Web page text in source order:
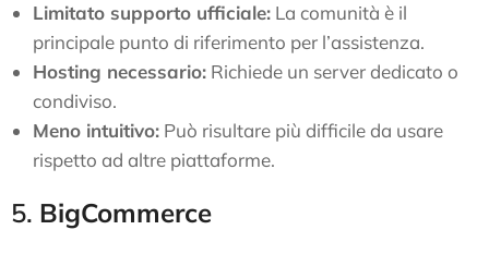
Limitato supporto ufficiale: La comunità è il
principale punto di riferimento per l’assistenza.
Hosting necessario: Richiede un server dedicato o
condiviso.
Meno intuitivo: Può risultare più difficile da usare
rispetto ad altre piattaforme.
5. BigCommerce